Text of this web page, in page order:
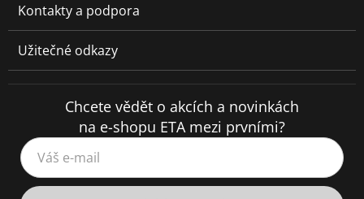
Kontakty a podpora
Užitečné odkazy
Chcete vědět o akcích a novinkách
na e-shopu ETA mezi prvními?
Váš e-mail